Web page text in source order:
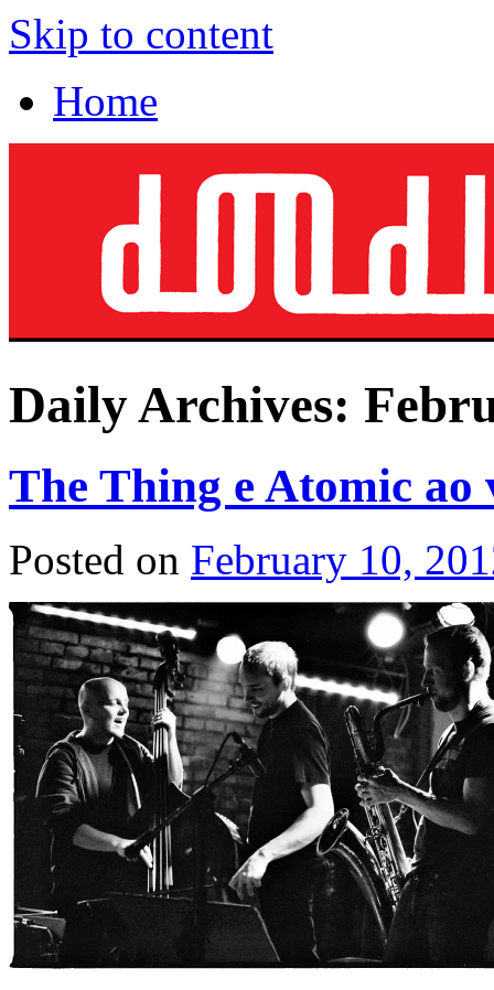
Skip to content
Home
Daily Archives:
The Thing e Atomic
Posted on February 10,